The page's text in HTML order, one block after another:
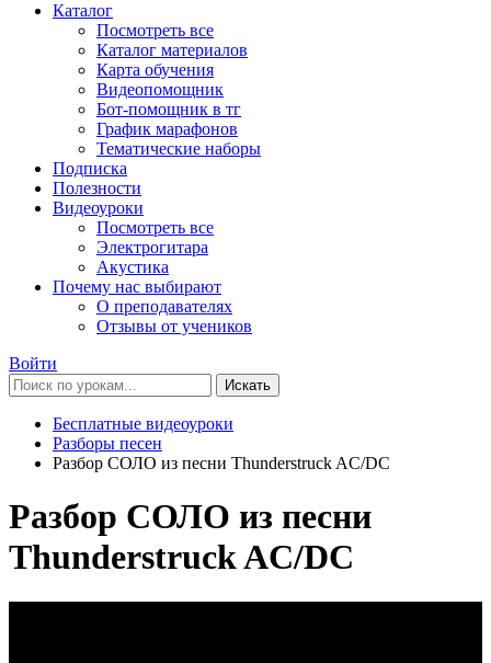
Каталог
Посмотреть все
Каталог материалов
Карта обучения
Видеопомощник
Бот-помощник в тг
График марафонов
Тематические наборы
Подписка
Полезности
Видеоуроки
Посмотреть все
Электрогитара
Акустика
Почему нас выбирают
О преподавателях
Отзывы от учеников
Войти
Искать
Бесплатные видеоуроки
Разборы песен
Разбор СОЛО из песни Thunderstruck AC/DC
Разбор СОЛО из песни
Thunderstruck AC/DC